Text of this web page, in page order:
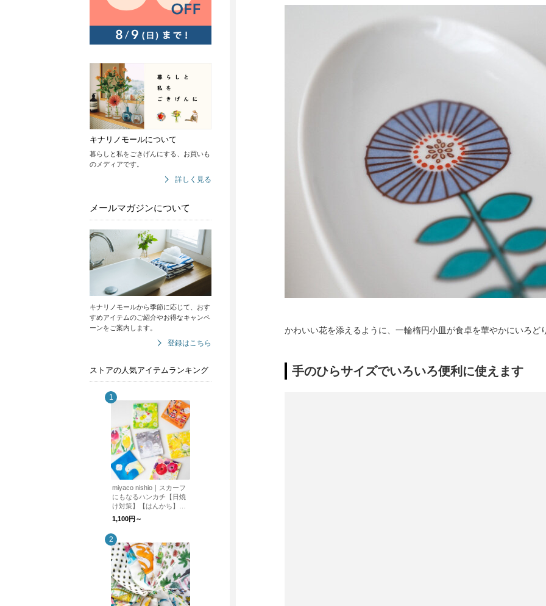
キナリノモールについて
暮らしと私をごきげんにする、お買いも
のメディアです。
詳しく見る
メールマガジンについて
キナリノモールから季節に応じて、おす
すめアイテムのご紹介やお得なキャンペ
ーンをご案内します。
登録はこちら
ストアの人気アイテムランキング
miyaco nishio｜スカーフ
にもなるハンカチ【日焼
け対策】【はんかち】
【プレゼント】
1,100円～
かわいい花を添えるように、一輪楕円小皿が食卓を華やかにいろど
手のひらサイズでいろいろ便利に使えます